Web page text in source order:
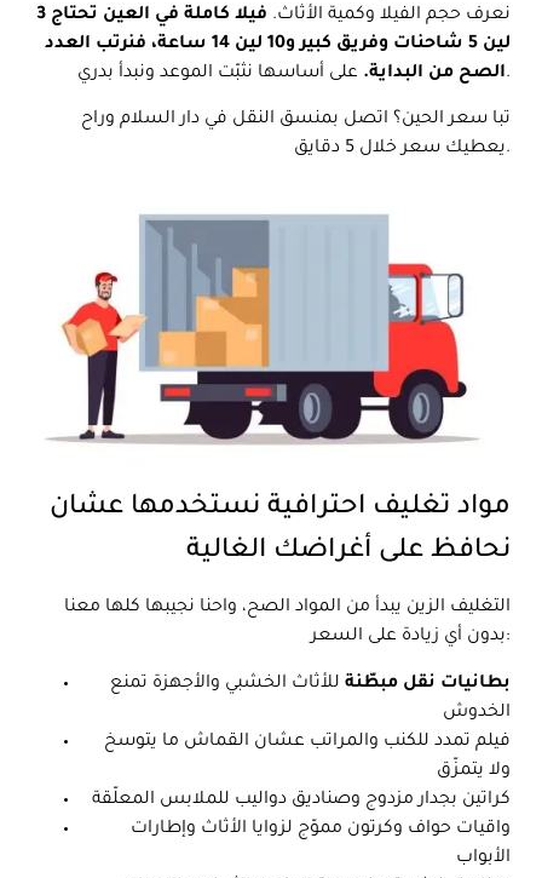
نعرف حجم الفيلا وكمية الأثاث.
فيلا كاملة في العين تحتاج 3
لين 5 شاحنات وفريق كبير و10 لين 14 ساعة، فنرتب العدد
الصح من البداية.على أساسها نثبّت الموعد ونبدأ بدري.
تبا سعر الحين؟ اتصل بمنسق النقل في دار السلام وراح
يعطيك سعر خلال 5 دقايق.
مواد تغليف احترافية نستخدمها عشان
نحافظ على أغراضك الغالية
التغليف الزين يبدأ من المواد الصح، واحنا نجيبها كلها معنا
بدون أي زيادة على السعر:
بطانيات نقل مبطّنة للأثاث الخشبي والأجهزة تمنع
الخدوش
فيلم تمدد للكنب والمراتب عشان القماش ما يتوسخ
ولا يتمزّق
كراتين بجدار مزدوج وصناديق دواليب للملابس المعلّقة
واقيات حواف وكرتون مموّج لزوايا الأثاث وإطارات
الأبواب